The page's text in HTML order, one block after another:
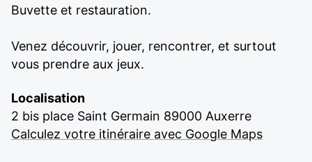
Buvette et restauration.
Venez découvrir, jouer, rencontrer, et surtout
vous prendre aux jeux.
Localisation
2 bis place Saint Germain 89000 Auxerre
Calculez votre itinéraire avec Google Maps